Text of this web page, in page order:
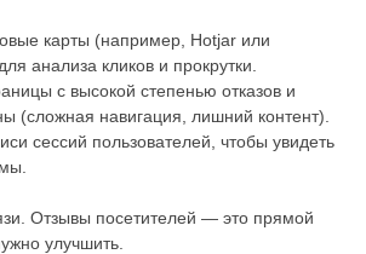
карты (например, Hotjar или
анализа кликов и прокрутки.
с высокой степенью отказов и
(сложная навигация, лишний контент).
сессий пользователей, чтобы увидеть
Отзывы посетителей — это прямой
улучшить.